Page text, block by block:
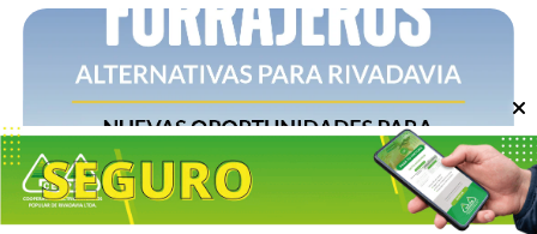
Escuchar artículo